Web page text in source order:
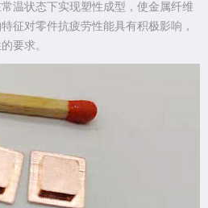
温状态下实现塑性成型，使金属纤维
征对零件抗疲劳性能具有积极影响，
要求。